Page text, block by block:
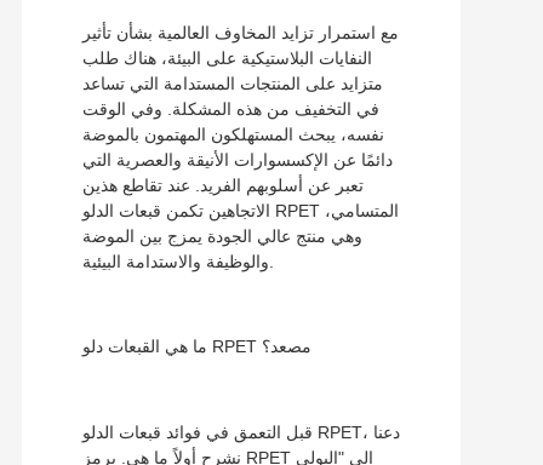
مع استمرار تزايد المخاوف العالمية بشأن تأثير
النفايات البلاستيكية على البيئة، هناك طلب
متزايد على المنتجات المستدامة التي تساعد
في التخفيف من هذه المشكلة. وفي الوقت
نفسه، يبحث المستهلكون المهتمون بالموضة
دائمًا عن الإكسسوارات الأنيقة والعصرية التي
تعبر عن أسلوبهم الفريد. عند تقاطع هذين
الاتجاهين تكمن قبعات الدلو RPET المتسامي،
وهي منتج عالي الجودة يمزج بين الموضة
قبل التعمق في فوائد قبعات الدلو RPET، دعنا
نشرح أولاً ما هي. يرمز RPET إلى "البولي